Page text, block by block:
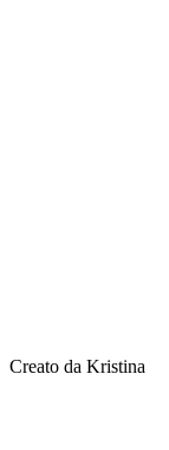
Creato da Kristina